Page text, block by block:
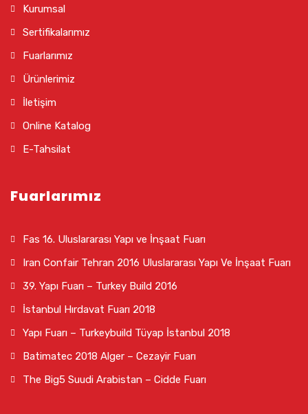
Kurumsal
Sertifikalarımız
Fuarlarımız
Ürünlerimiz
İletişim
Online Katalog
E-Tahsilat
Fuarlarımız
Fas 16. Uluslararası Yapı ve İnşaat Fuarı
Iran Confair Tehran 2016 Uluslararası Yapı Ve İnşaat Fuarı
39. Yapı Fuarı – Turkey Build 2016
İstanbul Hırdavat Fuarı 2018
Yapı Fuarı – Turkeybuild Tüyap İstanbul 2018
Batimatec 2018 Alger – Cezayir Fuarı
The Big5 Suudi Arabistan – Cidde Fuarı